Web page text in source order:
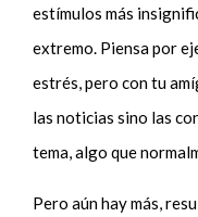
estímulos más
extremo. Piensa por
estrés, pero con tu
las noticias sino las
tema, algo que
Pero aún hay más,